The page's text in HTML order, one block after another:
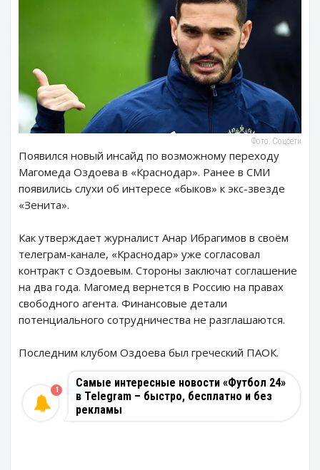
Фото: Соцсети
Появился новый инсайд по возможному переходу
Магомеда Оздоева в «Краснодар». Ранее в СМИ
появились слухи об интересе «быков» к экс-звезде
«Зенита».
Как утверждает журналист Анар Ибрагимов в своём
телеграм-канале, «Краснодар» уже согласовал
контракт с Оздоевым. Стороны заключат соглашение
на два года. Магомед вернется в Россию на правах
свободного агента. Финансовые детали
потенциального сотрудничества не разглашаются.
Последним клубом Оздоева был греческий ПАОК.
Самые интересные новости «Футбол 24»
в Telegram – быстро, бесплатно и без
рекламы
1